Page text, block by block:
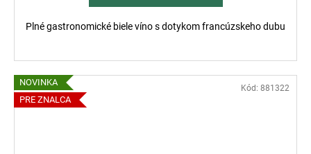
Plné gastronomické biele víno s dotykom francúzskeho dubu
NOVINKA
PRE ZNALCA
Kód: 881322